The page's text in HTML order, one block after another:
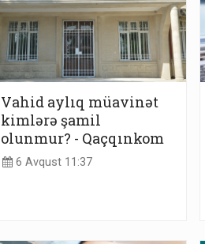
Vahid aylıq müavinət
kimlərə şamil
olunmur? - Qaçqınkom
6 Avqust 11:37